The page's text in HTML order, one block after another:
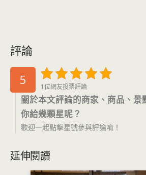
評論
5 1位網友投票評論
關於本文評論的商家、商品、景
你給幾顆星呢？
歡迎一起點擊星號參與評論唷！
延伸閱讀